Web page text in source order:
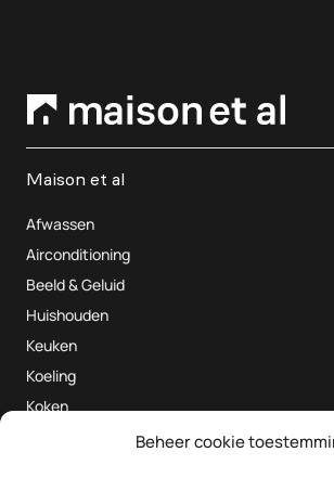
Beheer cookie
Maison et al
Afwassen
Airconditioning
Beeld & Geluid
Huishouden
Keuken
Koeling
Koken